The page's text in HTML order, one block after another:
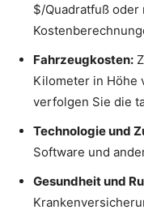
$/Quadratfuß oder
Fahrzeugkosten:
Kilometer in Höhe
verfolgen Sie die
Technologie und
Software und
Gesundheit und